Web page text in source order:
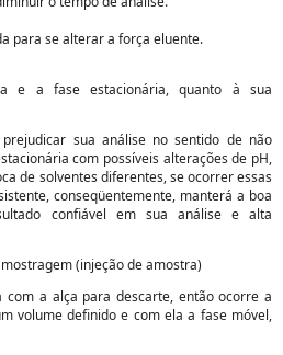
para se alterar a força eluente.
e a fase estacionária, quanto à sua
sua análise no sentido de não
com possíveis alterações de pH,
de solventes diferentes, se ocorrer essas
conseqüentemente, manterá a boa
confiável em sua análise e alta
(injeção de amostra)
com a alça para descarte, então ocorre a
volume definido e com ela a fase móvel,